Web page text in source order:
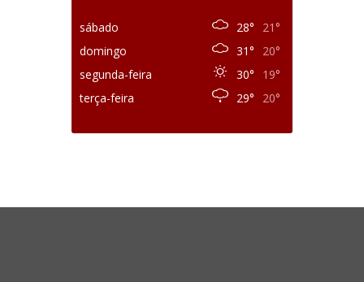
sábado 28°
21°
domingo
31°
20°
segunda-feira
30°
19°
terça-feira
29° 20°